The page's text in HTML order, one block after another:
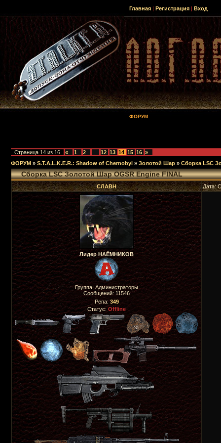
Главная | Регистрация | Вход
ФОРУМ
Страница 14 из 16 « 1 2 12 13 14 15 16 »
ФОРУМ » S.T.A.L.K.E.R.: Shadow of Chernobyl » Золотой Шар » Сборка LSC
Сборка LSC Золотой Шар OGSR Engine FINAL
СЛАВН Дата:
Лидер НАЁМНИКОВ
Группа: Администраторы
Сообщений: 11546
Репа: 349
Статус: Offline